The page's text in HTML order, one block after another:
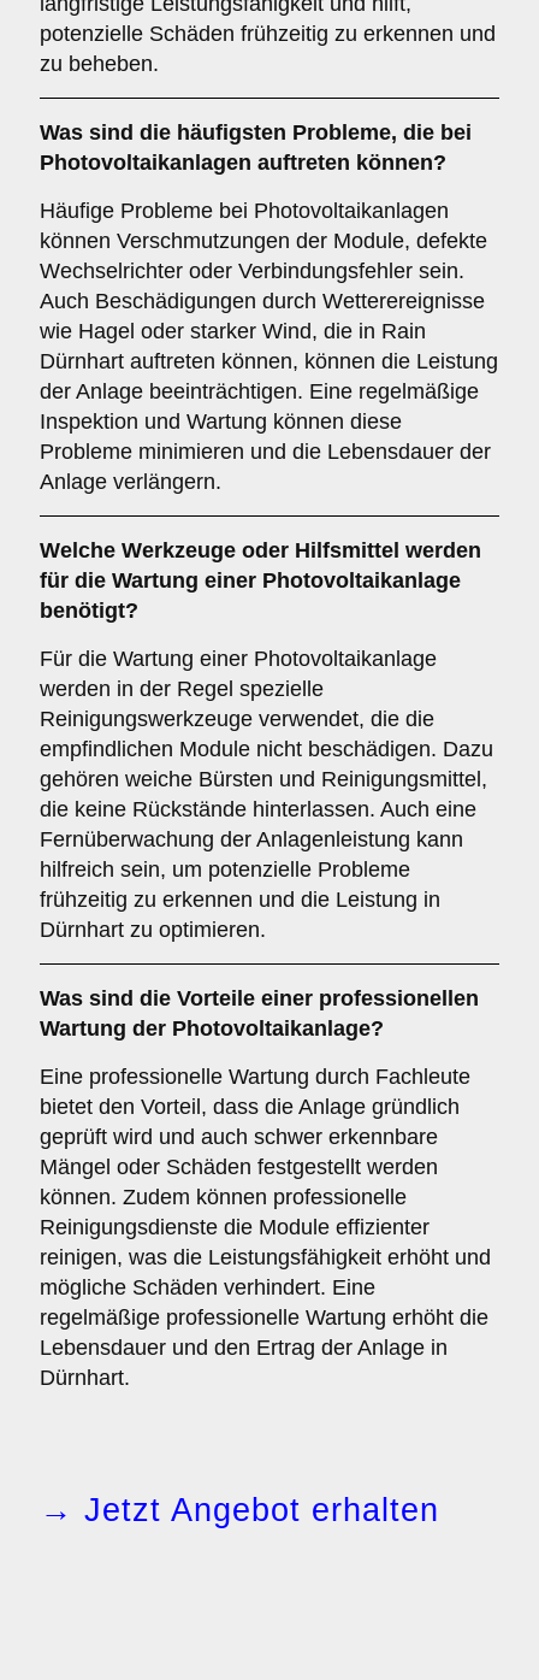
potenzielle Schäden frühzeitig zu erkennen und
zu beheben.
Was sind die häufigsten Probleme, die bei
Photovoltaikanlagen auftreten können?
Häufige Probleme bei Photovoltaikanlagen
können Verschmutzungen der Module, defekte
Wechselrichter oder Verbindungsfehler sein.
Auch Beschädigungen durch Wetterereignisse
wie Hagel oder starker Wind, die in Rain
Dürnhart auftreten können, können die Leistung
der Anlage beeinträchtigen. Eine regelmäßige
Inspektion und Wartung können diese
Probleme minimieren und die Lebensdauer der
Anlage verlängern.
Welche Werkzeuge oder Hilfsmittel werden
für die Wartung einer Photovoltaikanlage
benötigt?
Für die Wartung einer Photovoltaikanlage
werden in der Regel spezielle
Reinigungswerkzeuge verwendet, die die
empfindlichen Module nicht beschädigen. Dazu
gehören weiche Bürsten und Reinigungsmittel,
die keine Rückstände hinterlassen. Auch eine
Fernüberwachung der Anlagenleistung kann
hilfreich sein, um potenzielle Probleme
frühzeitig zu erkennen und die Leistung in
Dürnhart zu optimieren.
Was sind die Vorteile einer professionellen
Wartung der Photovoltaikanlage?
Eine professionelle Wartung durch Fachleute
bietet den Vorteil, dass die Anlage gründlich
geprüft wird und auch schwer erkennbare
Mängel oder Schäden festgestellt werden
können. Zudem können professionelle
Reinigungsdienste die Module effizienter
reinigen, was die Leistungsfähigkeit erhöht und
mögliche Schäden verhindert. Eine
regelmäßige professionelle Wartung erhöht die
Lebensdauer und den Ertrag der Anlage in
Dürnhart.
→ Jetzt Angebot erhalten